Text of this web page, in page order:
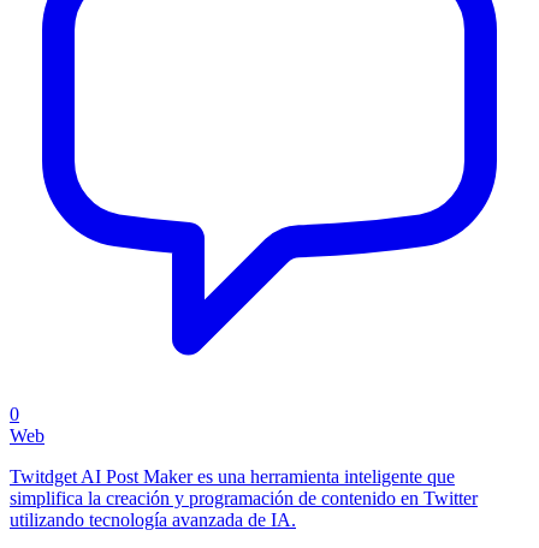
0
Web
Twitdget AI Post Maker es una herramienta inteligente que
simplifica la creación y programación de contenido en Twitter
utilizando tecnología avanzada de IA.